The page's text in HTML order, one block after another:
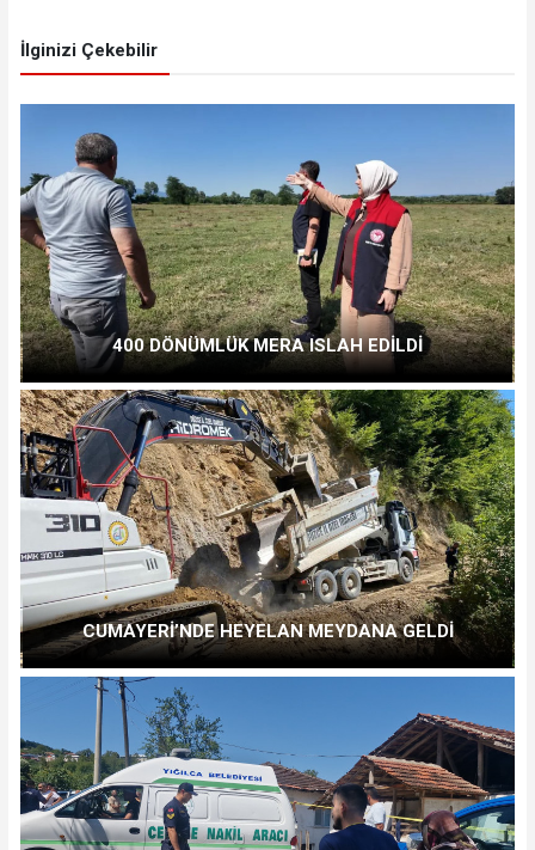
İlginizi Çekebilir
400 DÖNÜMLÜK MERA ISLAH EDİLDİ
CUMAYERİ’NDE HEYELAN MEYDANA GELDİ